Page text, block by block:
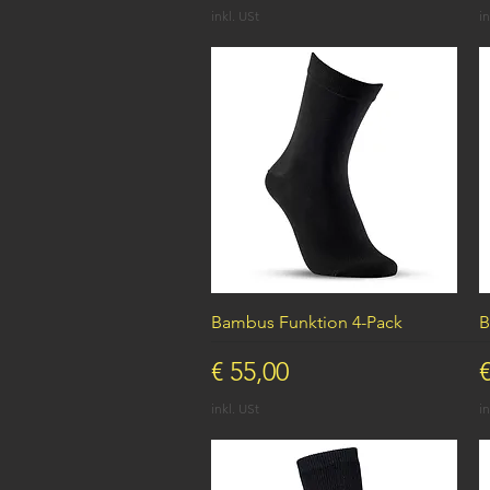
inkl. USt
Schnellansicht
Bambus Funktion 4-Pack
Preis
€ 55,00
inkl. USt